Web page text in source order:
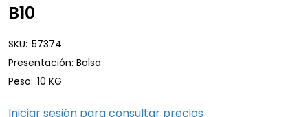
B10
SKU: 57374
Presentación: Bolsa
Peso: 10 KG
Iniciar sesión para consultar precios